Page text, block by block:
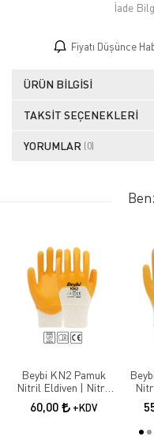
İade
Fiyatı Düşünce
ÜRÜN BILGISI
TAKSIT SEÇENEKLERI
YORUMLAR (0)
Beybi KN2 Pamuk
Nitril Eldiven | Nitril
Kaplama İş Güvenliği
Eldiveni
60,00 +KDV